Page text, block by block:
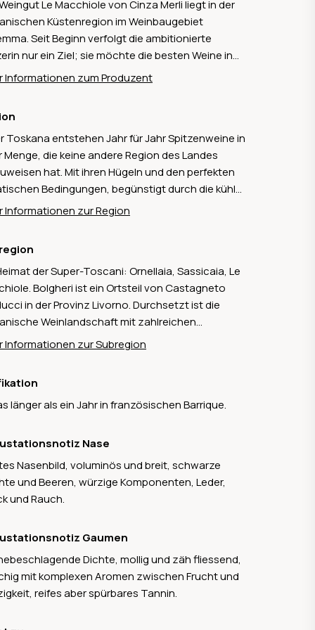
Le Macchiole von Cinza Merli liegt in der
Küstenregion im Weinbaugebiet
Seit Beginn verfolgt die ambitionierte
nur ein Ziel; sie möchte die besten Weine in
Weinregion keltern. Dank
die Reben in einem perfekten Gleichgewicht
aromatische, gehaltvolle Trauben. Durch
Fokussierung auf Qualität
sich Le Macchiole an der Qualitätsspitze des
Weinbaus.
Informationen zum Produzent
Toskana entstehen Jahr für Jahr Spitzenweine in
Menge, die keine andere Region des Landes
hat. Mit ihren Hügeln und den perfekten
Bedingungen, begünstigt durch die kühle
in den Sommermonaten gedeihen hier
die Sorten Sangiovese, Merlot und
angebaut.
Informationen zur Region
der Super-Toscani: Ornellaia, Sassicaia, Le
Bolgheri ist ein Ortsteil von Castagneto
in der Provinz Livorno. Durchsetzt ist die
Weinlandschaft mit zahlreichen
und Wäldern. Auf einer Fläche von 1220
Cabernet Sauvignon und Merlot.
Informationen zur Subregion
länger als ein Jahr in französischen Barrique.
Nase
Nasenbild, voluminös und breit, schwarze
und Beeren, würzige Komponenten, Leder,
und Rauch.
Gaumen
Dichte, mollig und zäh fliessend,
mit komplexen Aromen zwischen Frucht und
reifes aber spürbares Tannin.